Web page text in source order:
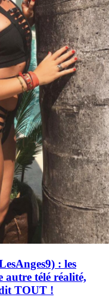
: les
autre télé réalité,
TOUT !